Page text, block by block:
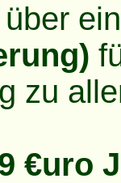
zu
€uro